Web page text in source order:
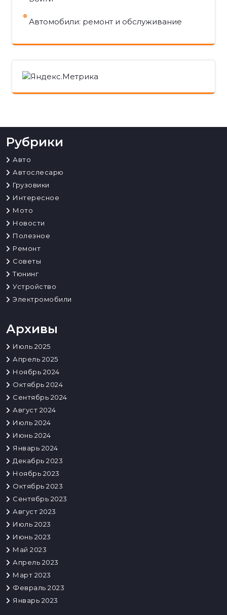
Автомобили: ремонт и обслуживание
Рубрики
Авто
Автослесарю
Грузовики
Интересное
Мото
Новости
Полезное
Ремонт
Советы
Тюнинг
Устройство
Электромобили
Архивы
Июль 2025
Апрель 2025
Ноябрь 2024
Октябрь 2024
Сентябрь 2024
Август 2024
Июль 2024
Июнь 2024
Январь 2024
Декабрь 2023
Ноябрь 2023
Октябрь 2023
Сентябрь 2023
Август 2023
Июль 2023
Июнь 2023
Май 2023
Апрель 2023
Март 2023
Февраль 2023
Январь 2023